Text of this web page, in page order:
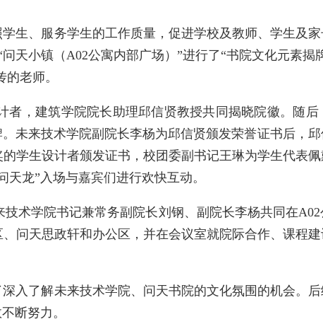
生、服务学生的工作质量， 促进学校及教师、学生及
问天小镇（A02公寓内部广场） ”进行了“书院文化元素揭
老师。
，建筑学院院长助理邱信贤教授共同揭晓院徽。随后
。未来技术学院副院长李杨为邱信贤颁发荣誉证书后，
学生设计者颁发证书，校团委副书记王琳为学生代表
天龙”入场与嘉宾们进行欢快互动。
术学院书记兼常务副院长刘钢、副院长李杨共同在A02
问天思政轩和办公区，并在会议室就院际合作、课程
深入了解未来技术学院、问天书院的文化氛围的机会。
断努力。